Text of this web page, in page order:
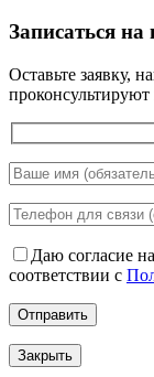
Записаться
Оставьте заявку,
Даю согласие
соответствии с
Закрыть